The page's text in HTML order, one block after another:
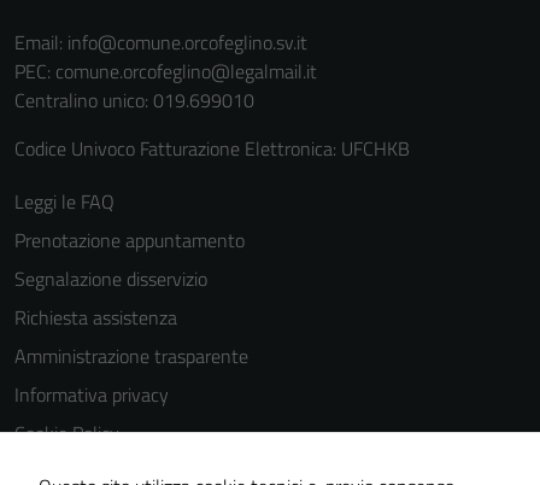
Email: info@comune.orcofeglino.sv.it
PEC: comune.orcofeglino@legalmail.it
Centralino unico: 019.699010
Codice Univoco Fatturazione Elettronica: UFCHKB
Leggi le FAQ
Prenotazione appuntamento
Segnalazione disservizio
Richiesta assistenza
Amministrazione trasparente
Informativa privacy
Cookie Policy
Note legali